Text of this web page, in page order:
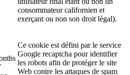
consommateur californien et
exerçant ou non son droit légal).
Ce cookie est défini par le service
Google recaptcha pour identifier
les robots afin de protéger le site
Web contre les attaques de spam